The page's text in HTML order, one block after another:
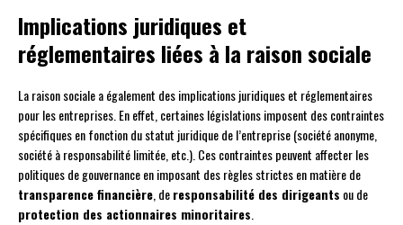
Implications juridiques et
réglementaires liées à la raison sociale
La raison sociale a également des implications juridiques et réglementaires
pour les entreprises. En effet, certaines législations imposent des contraintes
spécifiques en fonction du statut juridique de l’entreprise (société anonyme,
société à responsabilité limitée, etc.). Ces contraintes peuvent affecter les
politiques de gouvernance en imposant des règles strictes en matière de
transparence financière, deresponsabilité des dirigeants ou de
protection des actionnaires minoritaires.